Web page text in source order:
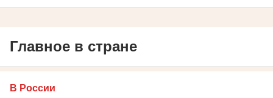
Главное в стране
В России